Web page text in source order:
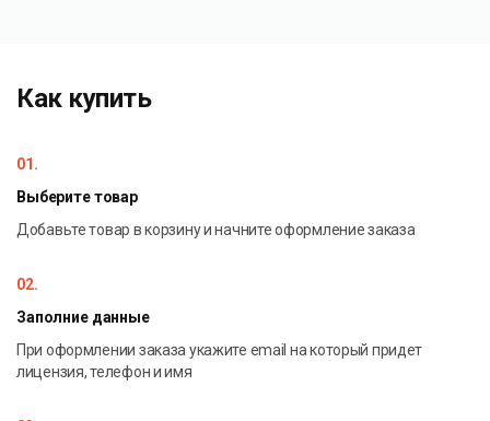
сценарии атак на пароль
Как купить
01.
Выберите товар
Добавьте товар в корзину и начните оформление заказа
02.
Заполние данные
При оформлении заказа укажите email на который придет
лицензия, телефон и имя